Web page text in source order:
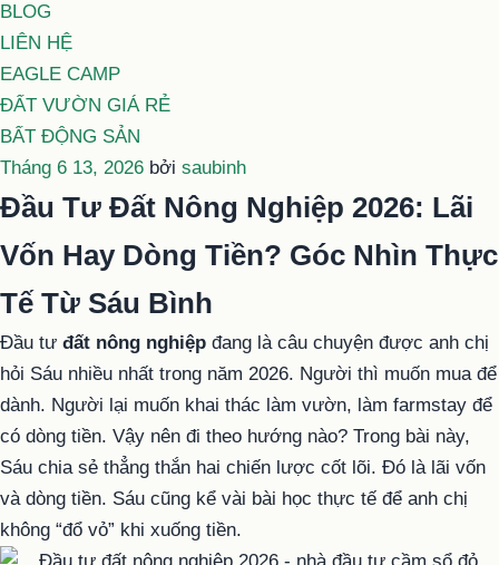
BLOG
LIÊN HỆ
EAGLE CAMP
ĐẤT VƯỜN GIÁ RẺ
BẤT ĐỘNG SẢN
Đăng
trong
Tháng 6 13, 2026 bởi saubinh
Đầu Tư Đất Nông Nghiệp 2026: Lãi
Vốn Hay Dòng Tiền? Góc Nhìn Thực
Tế Từ Sáu Bình
Đầu tư đất nông nghiệp đang là câu chuyện được anh chị
hỏi Sáu nhiều nhất trong năm 2026. Người thì muốn mua để
dành. Người lại muốn khai thác làm vườn, làm farmstay để
có dòng tiền. Vậy nên đi theo hướng nào? Trong bài này,
Sáu chia sẻ thẳng thắn hai chiến lược cốt lõi. Đó là lãi vốn
và dòng tiền. Sáu cũng kể vài bài học thực tế để anh chị
không “đổ vỏ” khi xuống tiền.